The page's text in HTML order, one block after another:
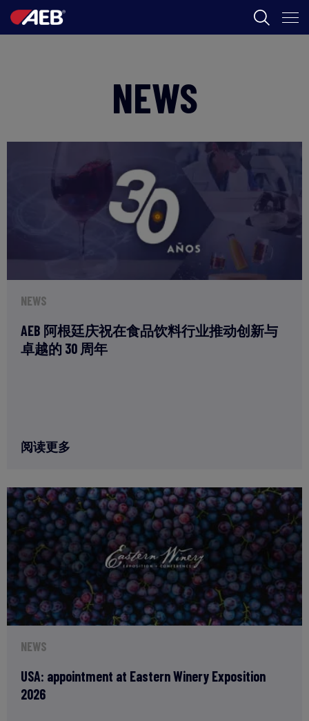
食品
AEB ACADEMY
ZH
NEWS
NEWS
AEB 阿根廷庆祝在食品饮料行业推动创新与
卓越的 30 周年
阅读更多
NEWS
USA: appointment at Eastern Winery Exposition
2026